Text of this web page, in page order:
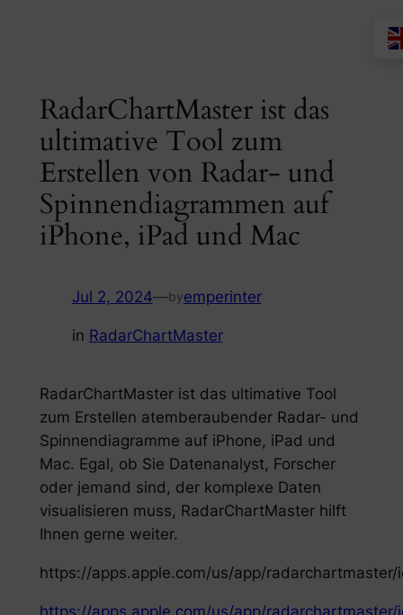
RadarChartMaster ist das
ultimative Tool zum
Erstellen von Radar- und
Spinnendiagrammen auf
iPhone, iPad und Mac
Jul 2, 2024—byemperinter
in RadarChartMaster
RadarChartMaster ist das ultimative Tool
zum Erstellen atemberaubender Radar- und
Spinnendiagramme auf iPhone, iPad und
Mac. Egal, ob Sie Datenanalyst, Forscher
oder jemand sind, der komplexe Daten
visualisieren muss, RadarChartMaster hilft
Ihnen gerne weiter.
https://apps.apple.com/us/app/radarchartmaster/
https://apps.apple.com/us/app/radarchartmaster/